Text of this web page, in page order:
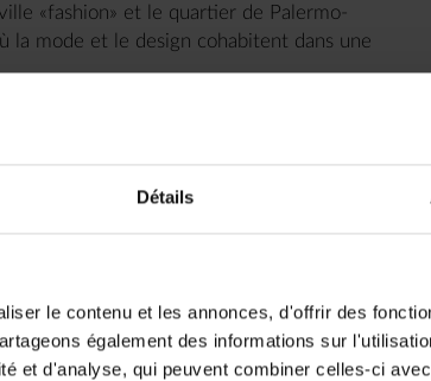
Détails
le contenu et les annonces, d'offrir des
également des informations sur
et d'analyse, qui peuvent combiner celles-ci
«fashion» et le quartier de Palermo-
la mode et le design cohabitent dans une
en direction de la ville de Tigre et du
colorés, promenade dans les ruelles
à bord d’un bateau